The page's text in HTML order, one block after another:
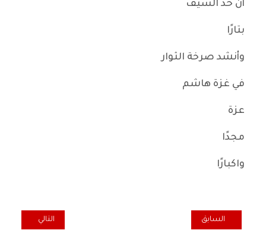
أن حد السيف
بتارًا
وأنشد صرخة الثوار
في غزة هاشم
عزة
مجدًا
واكبارًا
المقال السابق: هكسلي: العالم بعد 75 عاماً / كتابة / مارغريت آتوود / ترجمة أحمد فاضل
السابق المقال التالي:
التالي